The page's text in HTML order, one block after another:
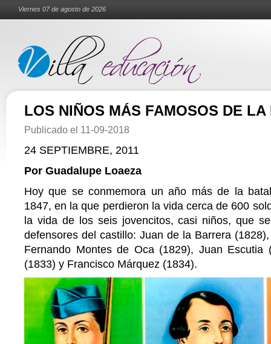
Viernes 07 de agosto de 2026
LOS NIÑOS MÁS FAMOSOS DE LA
Publicado el 11-09-2018
24 SEPTIEMBRE, 2011
Por Guadalupe Loaeza
Hoy que se conmemora un año más de la
1847, en la que perdieron la vida cerca de 600
la vida de los seis jovencitos, casi niños, que
defensores del castillo: Juan de la Barrera
Fernando Montes de Oca (1829), Juan Escutia
(1833) y Francisco Márquez (1834).